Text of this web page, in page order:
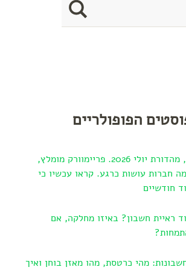
הפופולריים
Build vs. Buy, מהדורת יולי 2026. פריימוורק מומלץ,
חברות עושות כרגע. קראו עכשיו כי
חודשיים
ראיית חשבון? באיזו מחלקה, אם
מהי כרטסת, מהו מאזן בוחן ואיך